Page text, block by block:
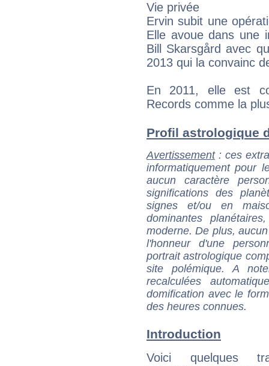
Vie privée
Ervin subit une
Elle avoue dans une
Bill Skarsgård avec
2013 qui la convainc
En 2011, elle est
Records comme la
Profil astrologique
Avertissement: ces
informatiquement pour
aucun caractère
significations des
signes et/ou en
dominantes
moderne. De plus,
l'honneur d'une
portrait astrologique
site polémique. A
recalculées
domification avec le
des heures connues.
Introduction
Voici quelques